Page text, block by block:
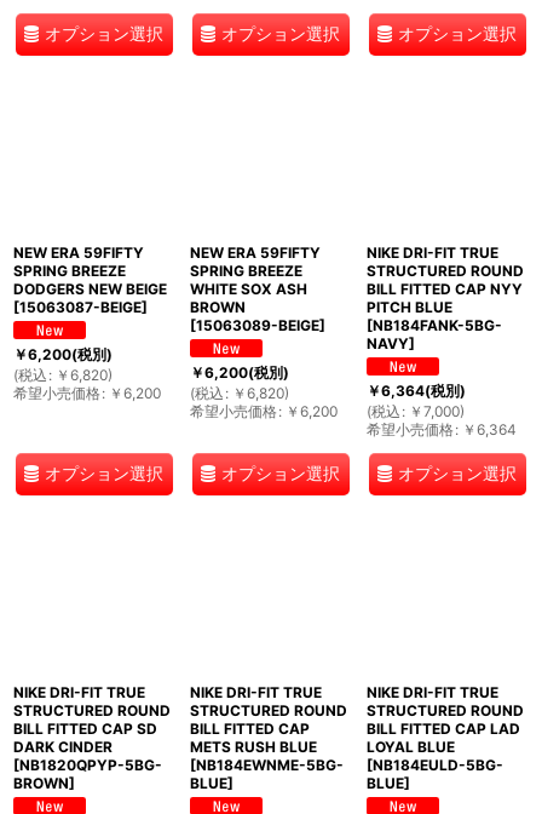
オプション選択 オプション選択 オプション選択
NEW ERA 59FIFTY
SPRING BREEZE
DODGERS NEW BEIGE
[15063087-BEIGE]
￥6,200(税別)
(税込 : ￥ 6,820)
希望小売価格: ￥ 6,200
オプション選択
NEW ERA 59FIFTY
SPRING BREEZE
WHITE SOX ASH
BROWN
[15063089-BEIGE]
￥6,200(税別)
(税込 : ￥ 6,820)
希望小売価格: ￥ 6,200
オプション選択
NIKE DRI-FIT TRUE
STRUCTURED ROUND
BILL FITTED CAP NYY
PITCH BLUE
[NB184FANK-5BG-
NAVY]
￥6,364(税別)
(税込 : ￥ 7,000)
希望小売価格: ￥ 6,364
オプション選択
NIKE DRI-FIT TRUE
STRUCTURED ROUND
BILL FITTED CAP SD
DARK CINDER
[NB1820QPYP-5BG-
BROWN]
NIKE DRI-FIT TRUE
STRUCTURED ROUND
BILL FITTED CAP
METS RUSH BLUE
[NB184EWNME-5BG-
BLUE]
NIKE DRI-FIT TRUE
STRUCTURED ROUND
BILL FITTED CAP LAD
LOYAL BLUE
[NB184EULD-5BG-
BLUE]